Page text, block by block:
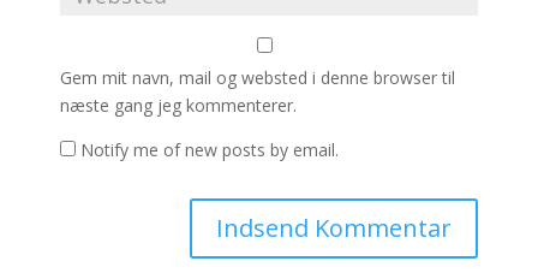
Gem mit navn, mail og websted i denne browser til
næste gang jeg kommenterer.
Notify me of new posts by email.